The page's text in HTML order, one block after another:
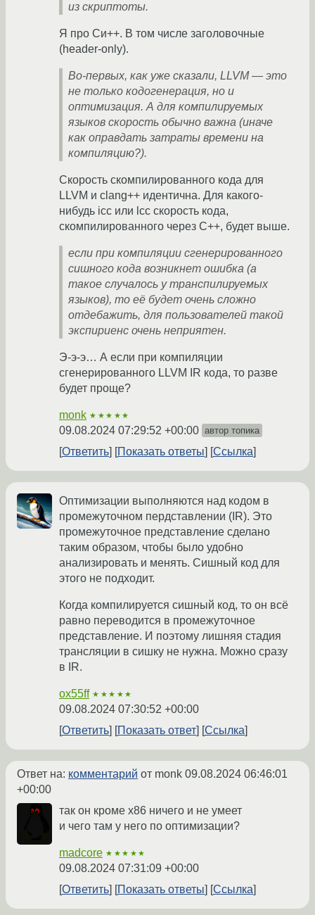
из скриптоты.
Я про Си++. В том числе заголовочные
(header-only).
Во-первых, как уже сказали, LLVM — это
не только кодогенерация, но и
оптимизация. А для компилируемых
языков скорость обычно важна (иначе
как оправдать затраты времени на
компиляцию?).
Скорость скомпилированного кода для
LLVM и clang++ идентична. Для какого-
нибудь icc или lcc скорость кода,
скомпилированного через C++, будет выше.
если при компиляции сгенерированного
сишного кода возникнет ошибка (а
такое случалось у транспилируемых
языков), то её будет очень сложно
отдебажить, для пользователей такой
экспириенс очень неприятен.
Э-э-э… А если при компиляции
сгенерированного LLVM IR кода, то разве
будет проще?
monk ★★★★★
09.08.2024 07:29:52 +00:00 автор топика
Ответить Показать ответы Ссылка
Оптимизации выполняются над кодом в
промежуточном пердставлении (IR). Это
промежуточное представление сделано
таким образом, чтобы было удобно
анализировать и менять. Сишный код для
этого не подходит.
Когда компилируется сишный код, то он всё
равно переводится в промежуточное
представление. И поэтому лишняя стадия
трансляции в сишку не нужна. Можно сразу
в IR.
ox55ff ★★★★★
09.08.2024 07:30:52 +00:00
Ответить
Показать ответ Ссылка
Ответ на: комментарий от monk 09.08.2024 06:46:01
+00:00
так он кроме х86 ничего и не умеет
и чего там у него по оптимизации?
madcore ★★★★★
09.08.2024 07:31:09 +00:00
Ответить
Показать ответы Ссылка